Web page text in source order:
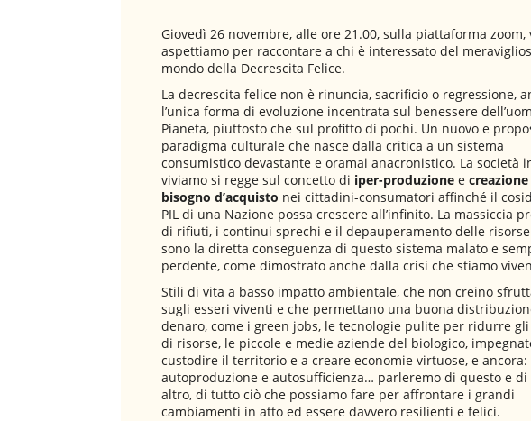
Giovedì 26 novembre, alle ore 21.00, sulla piattaforma zoom,
aspettiamo per raccontare a chi è interessato del
mondo della Decrescita Felice.
La decrescita felice non è rinuncia, sacrificio o regressione,
l’unica forma di evoluzione incentrata sul benessere
Pianeta, piuttosto che sul profitto di pochi. Un nuovo e
paradigma culturale che nasce dalla critica a un sistema
consumistico devastante e oramai anacronistico. La società
viviamo si regge sul concetto di iper-produzione e
bisogno d’acquisto nei cittadini-consumatori affinché il
PIL di una Nazione possa crescere all’infinito. La massiccia
di rifiuti, i continui sprechi e il depauperamento delle
sono la diretta conseguenza di questo sistema malato e
perdente, come dimostrato anche dalla crisi che stiamo
Stili di vita a basso impatto ambientale, che non creino
sugli esseri viventi e che permettano una buona
denaro, come i green jobs, le tecnologie pulite per ridurre
di risorse, le piccole e medie aziende del biologico,
custodire il territorio e a creare economie virtuose, e ancora:
autoproduzione e autosufficienza… parleremo di questo e di
altro, di tutto ciò che possiamo fare per affrontare i grandi
cambiamenti in atto ed essere davvero resilienti e felici.